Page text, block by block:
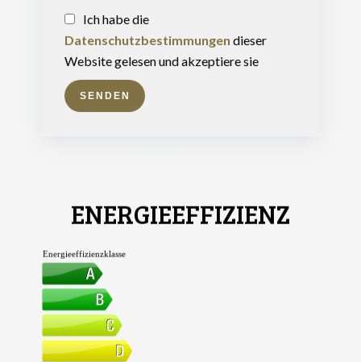
Ich habe die
Datenschutzbestimmungen dieser
Website gelesen und akzeptiere sie
SENDEN
ENERGIEEFFIZIENZ
Energieeffizienzklasse